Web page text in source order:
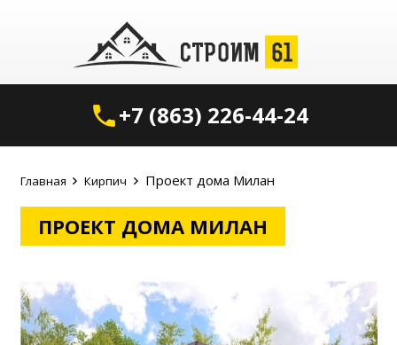
phone+7 (863) 226-44-24
Главная Кирпич Проект дома Милан
ПРОЕКТ ДОМА МИЛАН